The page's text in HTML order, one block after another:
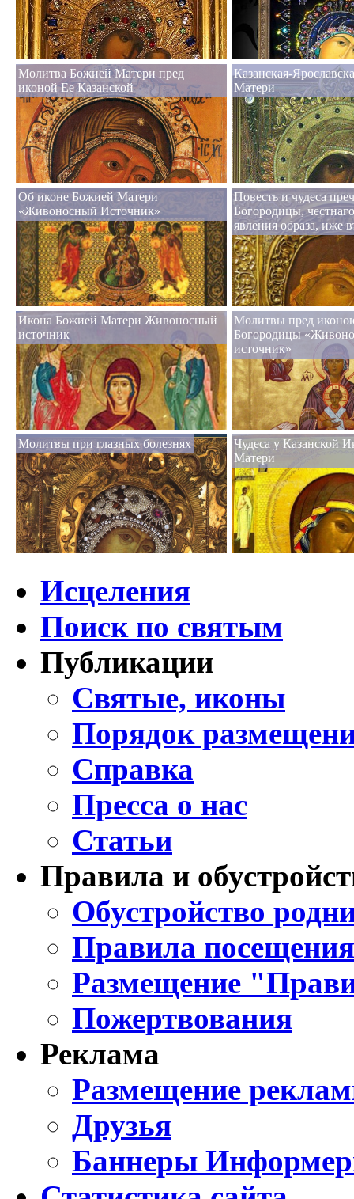
Молитва Божией Матери пред
иконой Ее Казанской
Казанская-
Матери
Об иконе Божией Матери
«Живоносный Источник»
Повесть и чудеса
Богородицы,
явления образа, иже
Икона Божией Матери Живоносный
источник
Молитвы пред
Богородицы
источник»
Молитвы при глазных болезнях
Чудеса у Казанской
Матери
Исцеления
Поиск по святым
Публикации
Святые, иконы
Порядок
Справка
Пресса о нас
Статьи
Правила и
Обустройство
Правила
Размещение
Пожертвования
Реклама
Размещение
Друзья
Баннеры